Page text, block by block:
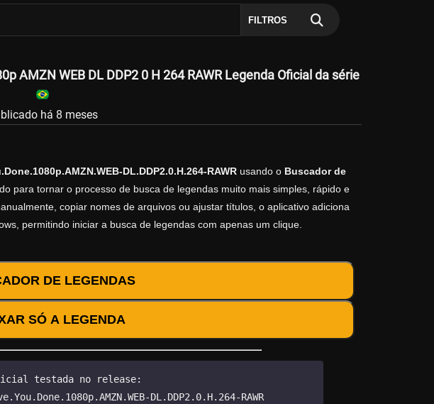
FILTROS
AMZN WEB DL DDP2 0 H 264 RAWR Legenda Oficial da série
há 8 meses
DL.DDP2.0.H.264-RAWRusando o Buscador de
para tornar o processo de busca de legendas muito mais simples, rápido e
copiar nomes de arquivos ou ajustar títulos, o aplicativo adiciona
permitindo iniciar a busca de legendas com apenas um clique.
DE LEGENDAS
SÓ A LEGENDA
testada no release:
DL.DDP2.0.H.264-RAWR